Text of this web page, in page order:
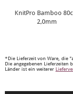
KnitPro Bamboo
2,0mm
*Die Lieferzeit von Ware, die
Die angegebenen
Länder ist ein weiterer